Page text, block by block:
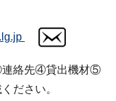
絡先④貸出機材⑤
ださい。